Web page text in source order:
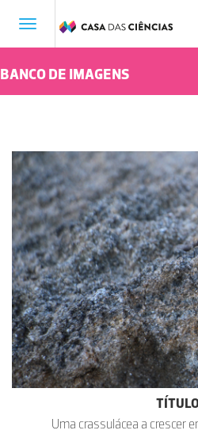
Toggle
BANCO DE IMAGENS
TÍTULO
Uma crassulácea a crescer